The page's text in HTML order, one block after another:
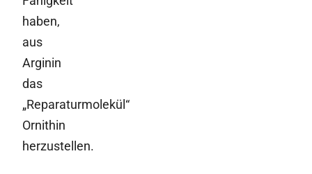
haben,
aus
Arginin
das
„Reparaturmolekül“
Ornithin
herzustellen.